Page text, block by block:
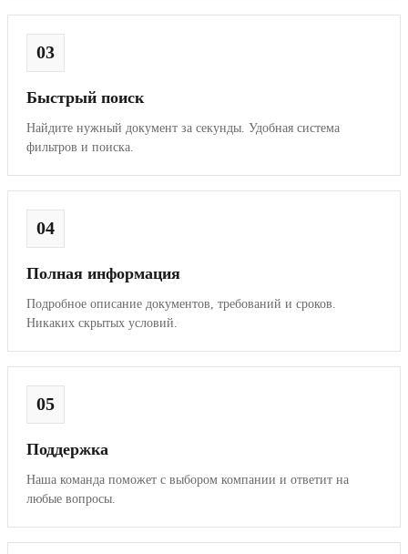
03
Быстрый поиск
Найдите нужный документ за секунды. Удобная система
фильтров и поиска.
04
Полная информация
Подробное описание документов, требований и сроков.
Никаких скрытых условий.
05
Поддержка
Наша команда поможет с выбором компании и ответит на
любые вопросы.